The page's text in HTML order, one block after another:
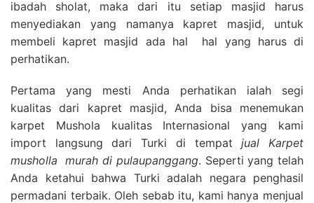
ibadah sholat, maka dari itu setiap masjid harus
menyediakan yang namanya kapret masjid, untuk
membeli kapret masjid ada hal hal yang harus di
perhatikan.
Pertama yang mesti Anda perhatikan ialah segi
kualitas dari kapret masjid, Anda bisa menemukan
karpet Mushola kualitas Internasional yang kami
import langsung dari Turki di tempatjual Karpet
musholla
murah di pulaupanggang. Seperti yang telah
Anda ketahui bahwa Turki adalah negara penghasil
permadani terbaik. Oleh sebab itu, kami hanya menjual